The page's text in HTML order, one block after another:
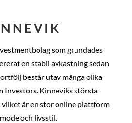
som grundades
en stabil avkastning sedan
består utav många olika
Investors. Kinneviks största
vilket är en stor online plattform
och livsstil.